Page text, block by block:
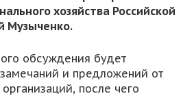
хозяйства Российской
Музыченко.
обсуждения будет
и предложений от
после чего